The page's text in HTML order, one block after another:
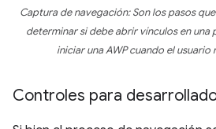
Captura de navegación: Son los pasos
determinar si debe abrir vínculos en una
iniciar una AWP cuando el usuario
Controles para